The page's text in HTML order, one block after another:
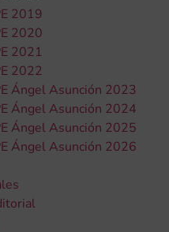
2019
2020
2021
2022
Ángel Asunción 2023
Ángel Asunción 2024
Ángel Asunción 2025
Ángel Asunción 2026